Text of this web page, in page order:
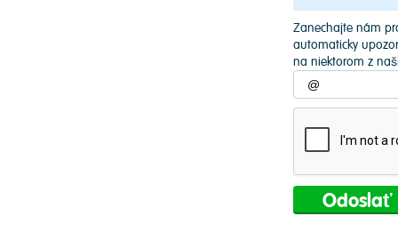
Zanechajte nám
automaticky
na niektorom z